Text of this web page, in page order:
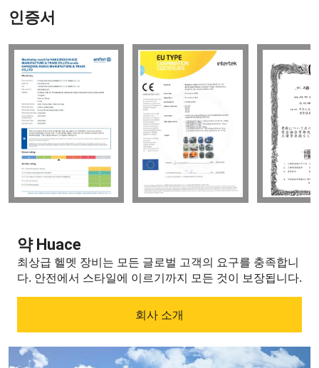
인증서
약 Huace
최상급 헬멧 장비는 모든 글로벌 고객의 요구를 충족합니
다. 안전에서 스타일에 이르기까지 모든 것이 보장됩니다.
회사 소개